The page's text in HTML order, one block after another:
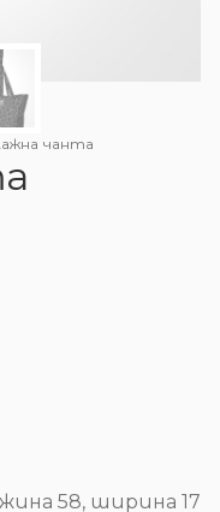
чанта
58, ширина 17